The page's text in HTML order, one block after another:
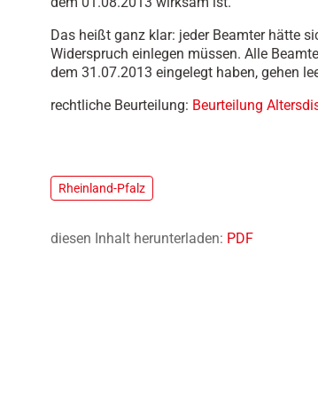
Das heißt ganz klar: jeder Beamter hätte
Widerspruch einlegen müssen. Alle
dem 31.07.2013 eingelegt haben, gehen
rechtliche Beurteilung: Beurteilung
Rheinland-Pfalz
diesen Inhalt herunterladen: PDF